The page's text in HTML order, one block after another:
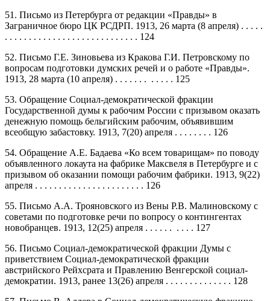
51. Письмо из Петербурга от редакции «Правды» в
Заграничное бюро ЦК РСДРП. 1913, 26 марта (8 апреля) . . . . .
. . . . . . . . . . . . . . . . . . . . . . . . . . . . 124
52. Письмо Г.Е. Зиновьева из Кракова Г.И. Петровскому по
вопросам подготовки думских речей и о работе «Правды».
1913, 28 марта (10 апреля) . . . . . . . . . . . . 125
53. Обращение Социал-демократической фракции
Государственной думы к рабочим России с призывом оказать
денежную помощь бельгийским рабочим, объявившим
всеобщую забастовку. 1913, 7(20) апреля . . . . . . . . 126
54. Обращение А.Е. Бадаева «Ко всем товарищам» по поводу
объявленного локаута на фабрике Максвеля в Петербурге и с
призывом об оказании помощи рабочим фабрики. 1913, 9(22)
апреля . . . . . . . . . . . . . . . . . . . . . . . 126
55. Письмо А.А. Трояновского из Вены Р.В. Малиновскому с
советами по подготовке речи по вопросу о контингентах
новобранцев. 1913, 12(25) апреля . . . . . . . . . . 127
56. Письмо Социал-демократической фракции Думы с
приветствием Социал-демократической фракции
австрийского Рейхсрата и Правлению Венгерской социал-
демократии. 1913, ранее 13(26) апреля . . . . . . . . . . . . . . 128